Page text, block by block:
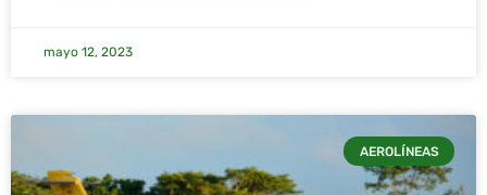
mayo 12, 2023
AEROLÍNEAS